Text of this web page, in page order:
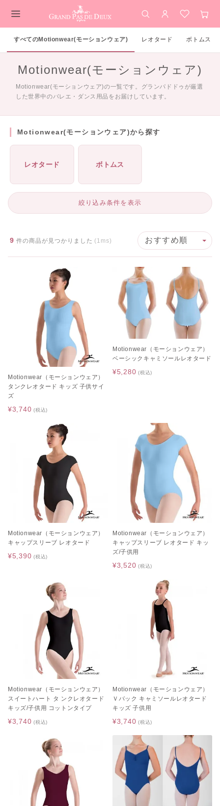
検索 アカウント
お気に入
カ
すべてのMotionwear(モーションウェア) レオタード ボトムス
Motionwear(モーションウェア)
Motionwear(モーションウェア)の一覧です。グランパドドゥが厳選
した世界中のバレエ・ダンス用品をお届けしています。
Motionwear(モーションウェア)から探す
レオタード ボトムス
絞り込み条件を表示
9 件の商品が見つかりました (1ms)
Motionwear（モーションウェア）
タンクレオタード キッズ 子供サイ
ズ
¥3,740 (税込)
Motionwear（モーションウェア）
ベーシックキャミソールレオタード
¥5,280 (税込)
Motionwear（モーションウェア）
キャップスリーブ レオタード
¥5,390 (税込)
Motionwear（モーションウェア）
キャップスリーブ レオタード キッ
ズ/子供用
¥3,520 (税込)
Motionwear（モーションウェア）
スイートハート タ ンクレオタード
キッズ/子供用 コットンタイプ
¥3,740 (税込)
Motionwear（モーションウェア）
Ｖバック キャミソールレオタード
キッズ 子供用
¥3,740 (税込)